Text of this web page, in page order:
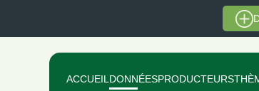
ACCUEIL DONNÉESPRODUCTEURS